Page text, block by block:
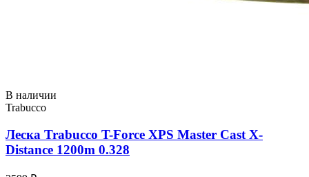
В наличии
Trabucco
Леска Trabucco T-Force XPS Master Cast X-
Distance 1200m 0.328